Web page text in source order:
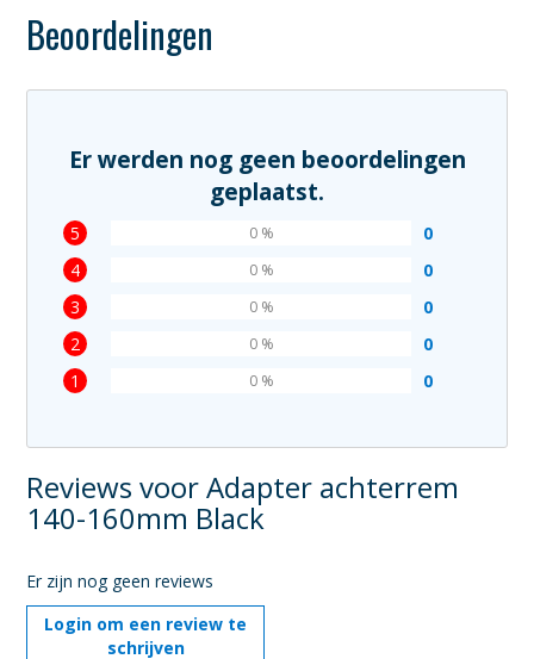
Beoordelingen
Er werden nog geen beoordelingen
geplaatst.
5 0
0 %
4 0
0 %
3 0
0 %
2 0
0 %
1 0
0 %
Reviews voor Adapter achterrem
140-160mm Black
Er zijn nog geen reviews
Login om een review te
schrijven